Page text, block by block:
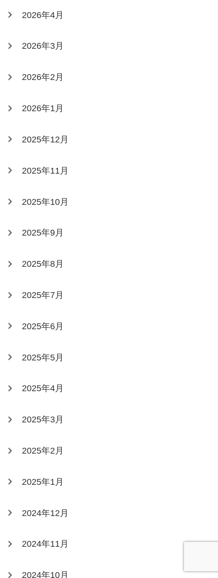
2026年4月
2026年3月
2026年2月
2026年1月
2025年12月
2025年11月
2025年10月
2025年9月
2025年8月
2025年7月
2025年6月
2025年5月
2025年4月
2025年3月
2025年2月
2025年1月
2024年12月
2024年11月
2024年10月